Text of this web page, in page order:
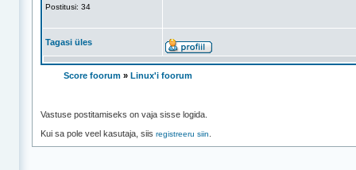
Postitusi: 34
Tagasi üles
Score foorum » Linux'i foorum
Vastuse postitamiseks on vaja sisse logida.
Kui sa pole veel kasutaja, siis registreeru siin